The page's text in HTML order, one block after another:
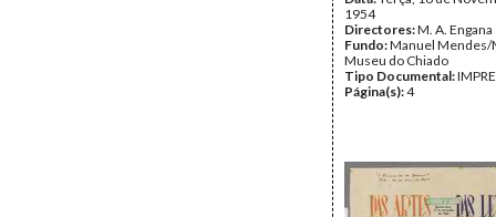
1954
Directores:M. A. Engana
Fundo:Manuel Mendes/
Museu do Chiado
Tipo Documental:
Página(s):4